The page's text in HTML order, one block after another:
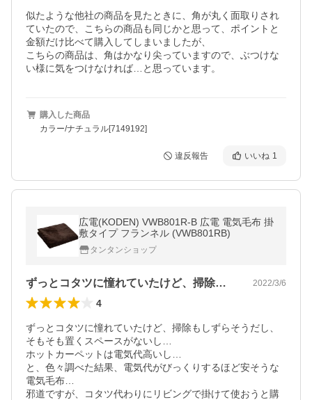
似たような他社の商品を見たときに、角が丸く面取りされ
ていたので、こちらの商品も同じかと思って、ポイントと
金額だけ比べて購入してしまいましたが、
こちらの商品は、角はかなり尖っていますので、ぶつけな
い様に気をつけなければ…と思っています。
購入した商品
カラー/ナチュラル[7149192]
違反報告 いいね 1
広電(KODEN) VWB801R-B 広電 電気毛布 掛
敷タイプ フランネル (VWB801RB)
タンタンショップ
ずっとコタツに憧れていたけど、掃除もし… 2022/3/6
4
ずっとコタツに憧れていたけど、掃除もしずらそうだし、
そもそも置くスペースがないし…
ホットカーペットは電気代高いし…
と、色々調べた結果、電気代がびっくりするほど安そうな
電気毛布…
邪道ですが、コタツ代わりにリビングで掛けて使おうと購